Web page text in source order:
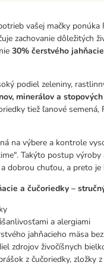
vašej mačky
zachovanie dôležitých
30% čerstvého
podiel zeleniny,
minerálov a
tiež ľanové
na výbere a kontrole
Takýto postup
dobrou chuťou, a preto
a čučoriedky –
a alergiami
jahňacieho mäsa
zdrojov živočíšnych
z čučoriedky, zložky